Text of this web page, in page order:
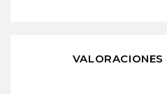
VALORACIONES